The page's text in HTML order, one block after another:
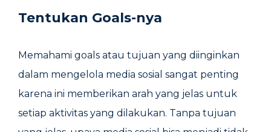
Tentukan Goals-nya
Memahami goals atau tujuan yang diinginkan
dalam mengelola media sosial sangat penting
karena ini memberikan arah yang jelas untuk
setiap aktivitas yang dilakukan. Tanpa tujuan